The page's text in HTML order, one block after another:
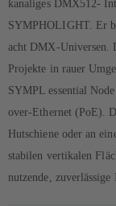
kanaliges DMX512-
SYMPHOLIGHT. Er
acht DMX-Universen.
Projekte in rauer
SYMPL essential
over-Ethernet (PoE).
Hutschiene oder an
stabilen vertikalen
nutzende,